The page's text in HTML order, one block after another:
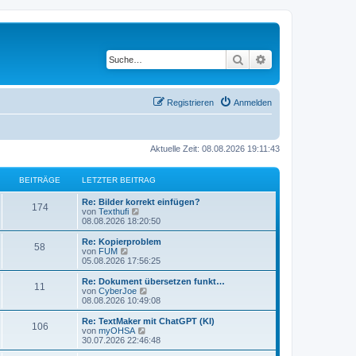
Suche
Anmelden
Registrieren
Aktuelle Zeit: 08.08.2026 19:11:43
BEITRÄGE LETZTER BEITRAG
174B
t
ä
g
e
L
e
t
z
t
e
r
e
i
t
r
g
Re: Bilder korrekt einfügen?
von Texthufi
e
u
e
t
r
B
e
i
r
a
g
08.08.2026 18:20:50
58
t
r
ä
L
e
t
z
t
e
r
e
i
t
r
Re: Kopierproblem
von FUM
e
u
e
s
t
r
B
e
i
05.08.2026 17:56:25
11
i
t
L
e
t
z
t
e
r
Re: Dokument übersetzen funkt…
von CyberJoe
e
u
e
t
08.08.2026 10:49:08
106B
L
e
t
z
Re: TextMaker mit ChatGPT (KI)
von myOHSA
e
u
30.07.2026 22:46:48